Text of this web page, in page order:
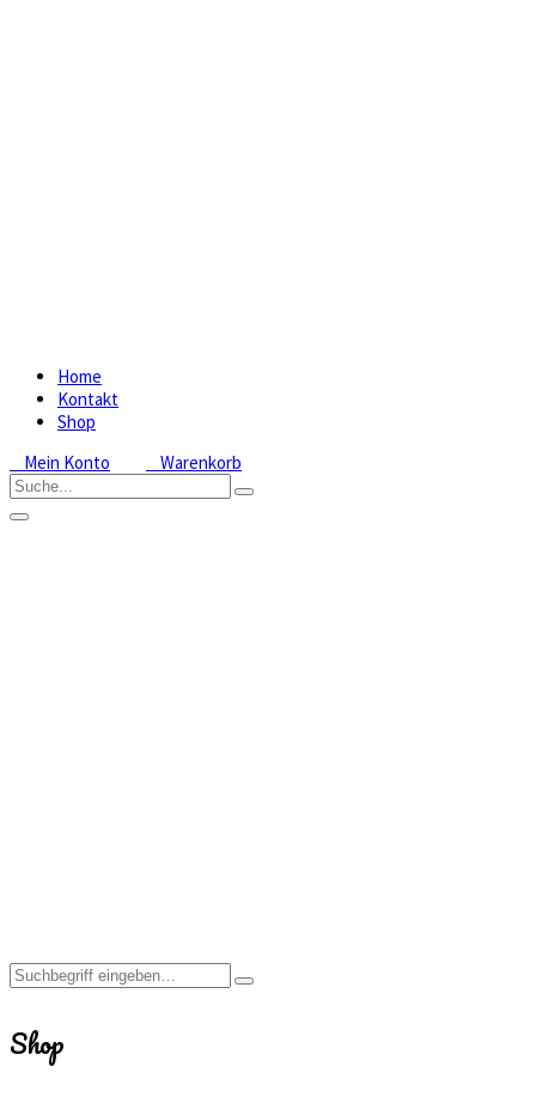
Home
Kontakt
Shop
Mein Konto
Warenkorb
Shop